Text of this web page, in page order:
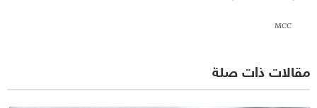
MCC
مقالات ذات صلة